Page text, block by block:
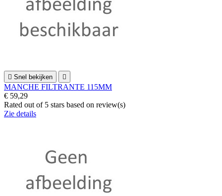
 Snel bekijken 
MANCHE FILTRANTE 115MM
€ 59,29
Rated out of 5 stars based on review(s)
Zie details